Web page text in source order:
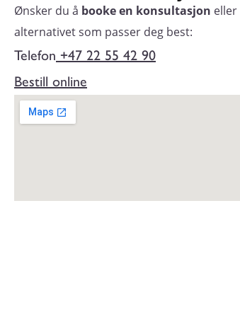
Ønsker du å booke en konsultasjon eller
alternativet som passer deg best:
Telefon +47 22 55 42 90
Bestill online